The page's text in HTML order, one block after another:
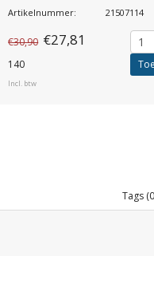
Artikelnummer: 21507114
€30,90 €27,81
140
Incl. btw
Tags